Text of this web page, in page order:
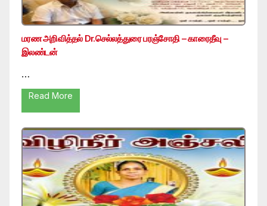
மரண அறிவித்தல் Dr.செல்லத்துரை பரஞ்சோதி – காரைதீவு –
இலண்டன்
…
Read More